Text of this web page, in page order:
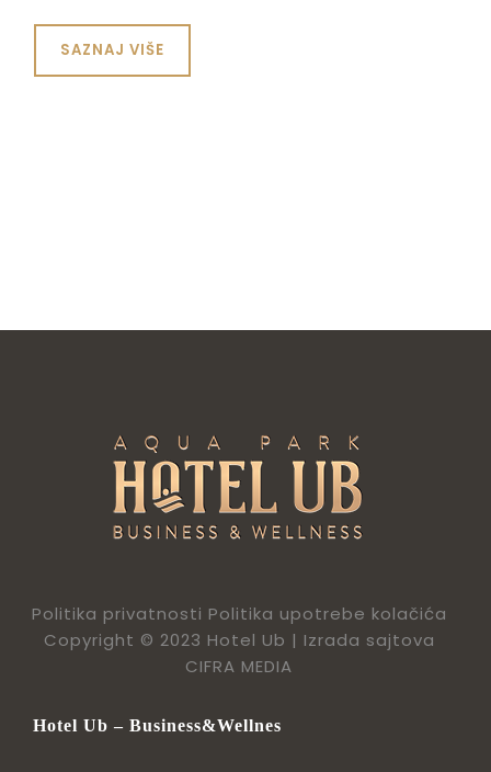
SAZNAJ VIŠE
Politika privatnosti Politika upotrebe kolačića
Copyright © 2023 Hotel Ub | Izrada sajtova
CIFRA MEDIA
Hotel Ub – Business&Wellnes